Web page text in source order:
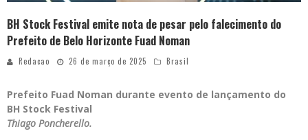
BH Stock Festival emite nota de pesar pelo falecimento do
Prefeito de Belo Horizonte Fuad Noman
Redacao 26 de março de 2025 Brasil
Prefeito Fuad Noman durante evento de lançamento do
BH Stock Festival
Thiago Poncherello.